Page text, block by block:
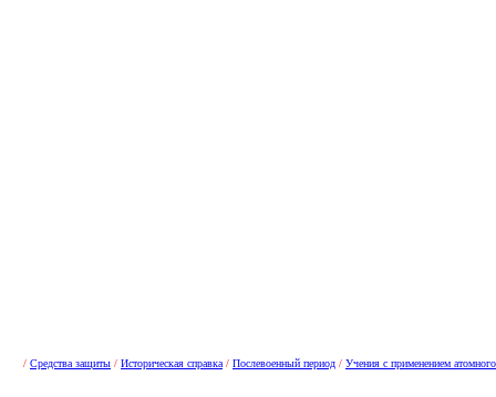
/ Средства защиты / Историческая справка / Послевоенный период / Учения с применением